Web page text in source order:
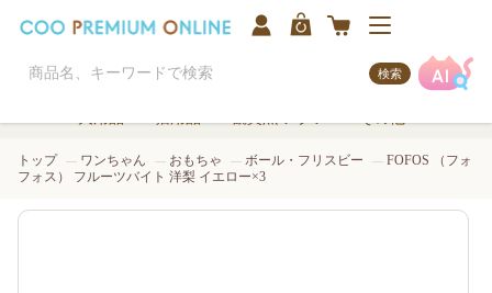
検索
トップ ワンちゃん おもちゃ ボール・フリスビー
FOFOS （フォ
フォス） フルーツバイト 洋梨 イエロー×3